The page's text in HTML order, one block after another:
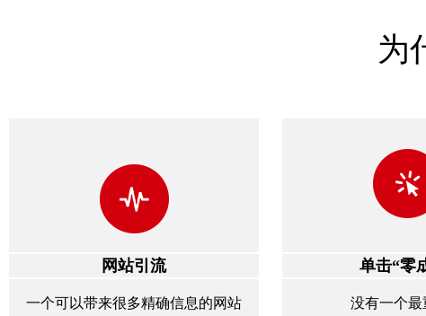
为
网站引流 单击“零
一个可以带来很多精确信息的网站 没有一个最